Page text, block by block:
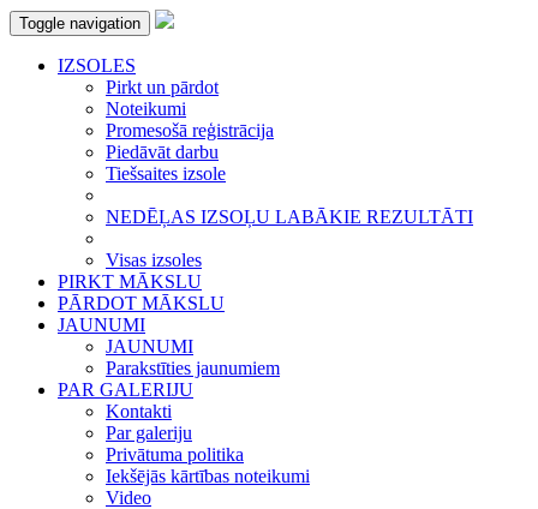
Toggle navigation
IZSOLES
Pirkt un pārdot
Noteikumi
Promesošā reģistrācija
Piedāvāt darbu
Tiešsaites izsole
NEDĒĻAS IZSOĻU LABĀKIE REZULTĀTI
Visas izsoles
PIRKT MĀKSLU
PĀRDOT MĀKSLU
JAUNUMI
JAUNUMI
Parakstīties jaunumiem
PAR GALERIJU
Kontakti
Par galeriju
Privātuma politika
Iekšējās kārtības noteikumi
Video